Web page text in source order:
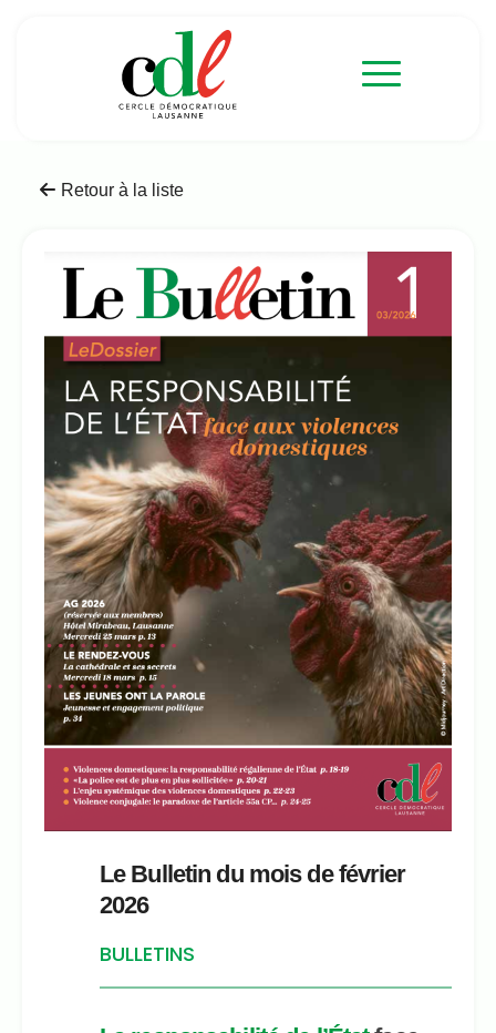
Retour à la liste
Le Bulletin du mois de février
2026
BULLETINS